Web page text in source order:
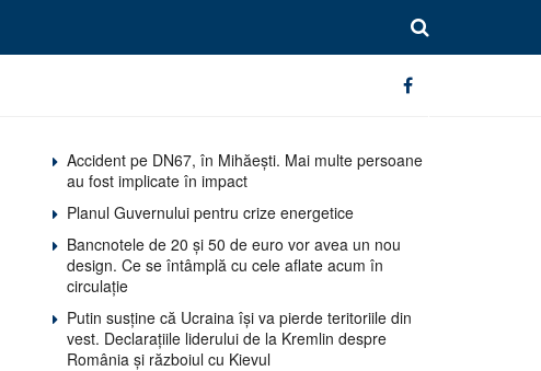
Accident pe DN67, în Mihăești. Mai multe persoane
au fost implicate în impact
Planul Guvernului pentru crize energetice
Bancnotele de 20 și 50 de euro vor avea un nou
design. Ce se întâmplă cu cele aflate acum în
circulație
Putin susține că Ucraina își va pierde teritoriile din
vest. Declarațiile liderului de la Kremlin despre
România și războiul cu Kievul